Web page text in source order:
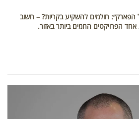
הפארק״: חולמים להשקיע בקריות? – חשוב
הפרויקטים החמים ביותר באזור.